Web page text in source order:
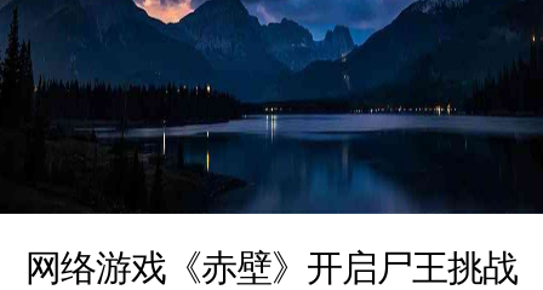
网络游戏《赤壁》开启尸王挑战